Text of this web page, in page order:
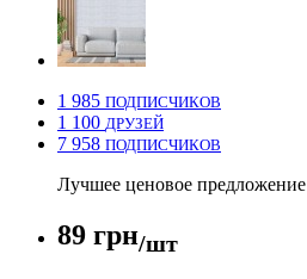
1 985 ПОДПИСЧИКОВ
1 100 ДРУЗЕЙ
7 958 ПОДПИСЧИКОВ
Лучшее ценовое предложение
89 грн/шт